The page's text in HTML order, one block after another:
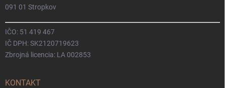
091 01 Stropkov
IČO: 51 419 467
IČ DPH: SK2120719623
Zbrojná licencia: LA 002853
KONTAKT